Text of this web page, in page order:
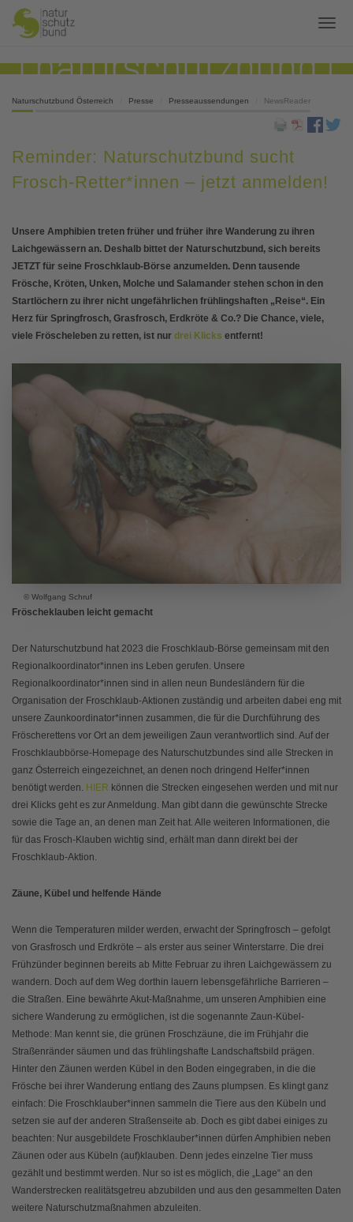
Naturschutzbund Österreich Presse Presseaussendungen NewsReader
Reminder: Naturschutzbund sucht
Frosch-Retter*innen – jetzt anmelden!
Unsere Amphibien treten früher und früher ihre Wanderung zu ihren
Laichgewässern an. Deshalb bittet der Naturschutzbund, sich bereits
JETZT für seine Froschklaub-Börse anzumelden. Denn tausende
Frösche, Kröten, Unken, Molche und Salamander stehen schon in den
Startlöchern zu ihrer nicht ungefährlichen frühlingshaften „Reise“. Ein
Herz für Springfrosch, Grasfrosch, Erdkröte & Co.? Die Chance, viele,
viele Fröscheleben zu retten, ist nur drei Klicks entfernt!
© Wolfgang Schruf
Fröscheklauben leicht gemacht
Der Naturschutzbund hat 2023 die Froschklaub-Börse gemeinsam mit den
Regionalkoordinator*innen ins Leben gerufen. Unsere
Regionalkoordinator*innen sind in allen neun Bundesländern für die
Organisation der Froschklaub-Aktionen zuständig und arbeiten dabei eng mit
unsere Zaunkoordinator*innen zusammen, die für die Durchführung des
Fröscherettens vor Ort an dem jeweiligen Zaun verantwortlich sind. Auf der
Froschklaubbörse-Homepage des Naturschutzbundes sind alle Strecken in
ganz Österreich eingezeichnet, an denen noch dringend Helfer*innen
benötigt werden. HIER können die Strecken eingesehen werden und mit nur
drei Klicks geht es zur Anmeldung. Man gibt dann die gewünschte Strecke
sowie die Tage an, an denen man Zeit hat. Alle weiteren Informationen, die
für das Frosch-Klauben wichtig sind, erhält man dann direkt bei der
Froschklaub-Aktion.
Zäune, Kübel und helfende Hände
Wenn die Temperaturen milder werden, erwacht der Springfrosch – gefolgt
von Grasfrosch und Erdkröte – als erster aus seiner Winterstarre. Die drei
Frühzünder beginnen bereits ab Mitte Februar zu ihren Laichgewässern zu
wandern. Doch auf dem Weg dorthin lauern lebensgefährliche Barrieren –
die Straßen. Eine bewährte Akut-Maßnahme, um unseren Amphibien eine
sichere Wanderung zu ermöglichen, ist die sogenannte Zaun-Kübel-
Methode: Man kennt sie, die grünen Froschzäune, die im Frühjahr die
Straßenränder säumen und das frühlingshafte Landschaftsbild prägen.
Hinter den Zäunen werden Kübel in den Boden eingegraben, in die die
Frösche bei ihrer Wanderung entlang des Zauns plumpsen. Es klingt ganz
einfach: Die Froschklauber*innen sammeln die Tiere aus den Kübeln und
setzen sie auf der anderen Straßenseite ab. Doch es gibt dabei einiges zu
beachten: Nur ausgebildete Froschklauber*innen dürfen Amphibien neben
Zäunen oder aus Kübeln (auf)klauben. Denn jedes einzelne Tier muss
gezählt und bestimmt werden. Nur so ist es möglich, die „Lage“ an den
Wanderstrecken realitätsgetreu abzubilden und aus den gesammelten Daten
weitere Naturschutzmaßnahmen abzuleiten.